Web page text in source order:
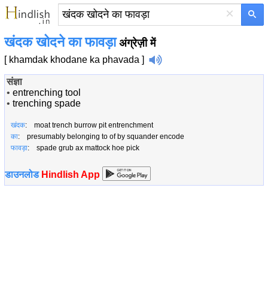
×
खंदक खोदने का फावड़ाअंग्रेज़ी में
[ khamdak khodane ka phavada ]
संज्ञा
• entrenching tool
• trenching spade
खंदक: moat trench burrow pit entrenchment
का: presumably belonging to of by squander encode
फावड़ा: spade grub ax mattock hoe pick
डाउनलोड Hindlish App